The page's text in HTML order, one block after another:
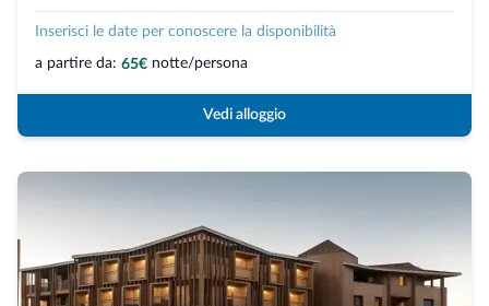
Inserisci le date per conoscere la disponibilità
a partire da: 65€ notte/persona
Vedi alloggio